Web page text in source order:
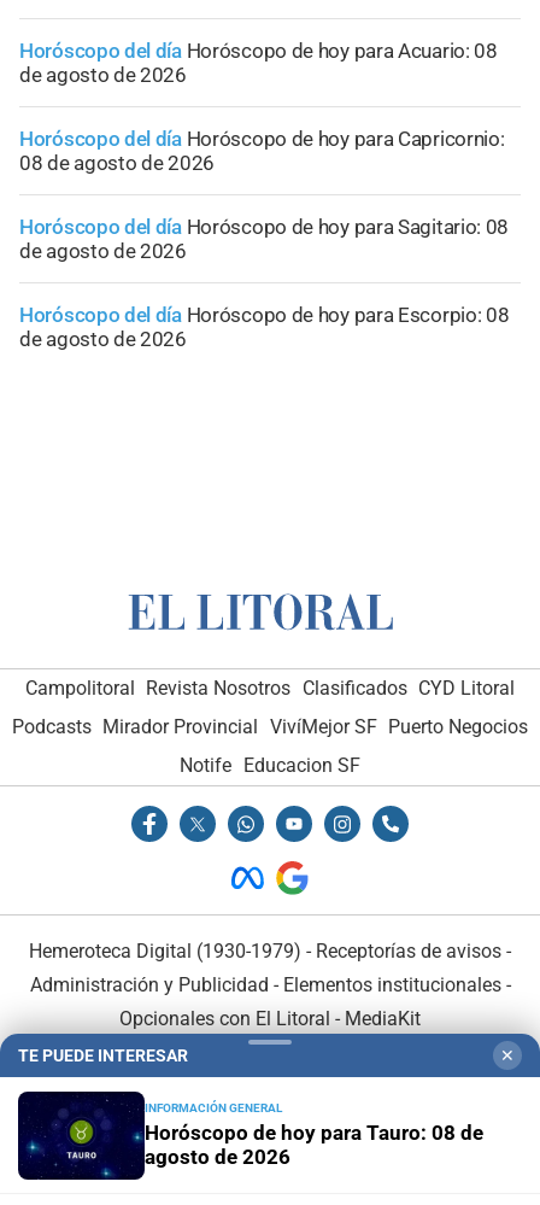
Horóscopo del día Horóscopo de hoy para Acuario: 08
de agosto de 2026
Horóscopo del día Horóscopo de hoy para Capricornio:
08 de agosto de 2026
Horóscopo del día Horóscopo de hoy para Sagitario: 08
de agosto de 2026
Horóscopo del día Horóscopo de hoy para Escorpio: 08
de agosto de 2026
Campolitoral Revista Nosotros Clasificados CYD Litoral
Podcasts Mirador Provincial VivíMejor SF Puerto Negocios
Notife Educacion SF
Hemeroteca Digital (1930-1979) - Receptorías de avisos -
Administración y Publicidad - Elementos institucionales-
Opcionales con El Litoral - MediaKit
TE PUEDE INTERESAR ✕
INFORMACIÓN GENERAL
Horóscopo de hoy para Tauro: 08 de
agosto de 2026